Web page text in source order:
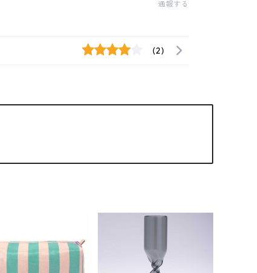
通報する
(2)